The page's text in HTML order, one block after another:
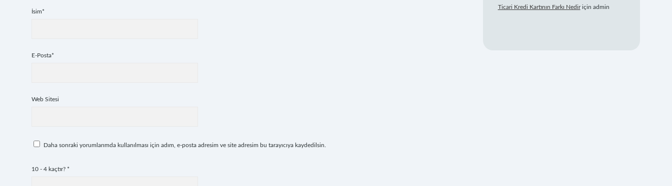
İsim*
E-Posta*
Web Sitesi
Daha sonraki yorumlarımda kullanılması için adım, e-posta adresim ve site adresim bu tarayıcıya kaydedilsin.
10 - 4 kaçtır? *
Ticari Kredi Kartının Farkı Nediriçin admin